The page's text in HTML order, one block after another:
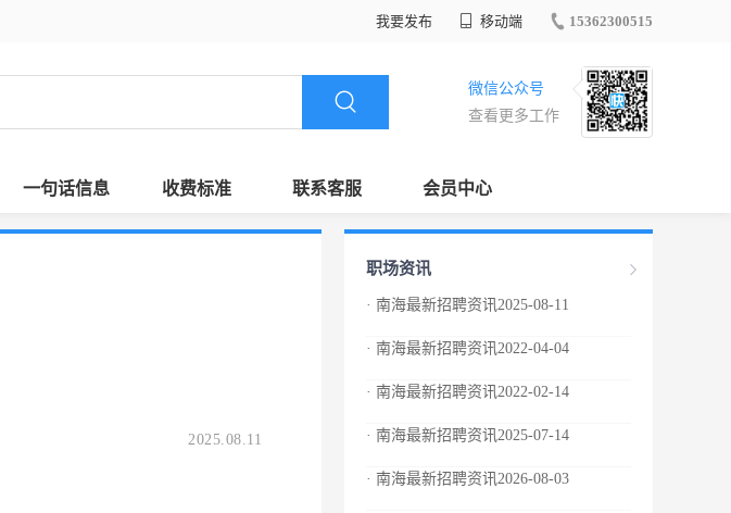
我要发布 移动端 15362300515
微信公众号
查看更多工作
一句话信息 收费标准 联系客服 会员中心
2025.08.11
职场资讯
· 南海最新招聘资讯2025-08-11
· 南海最新招聘资讯2022-04-04
· 南海最新招聘资讯2022-02-14
· 南海最新招聘资讯2025-07-14
· 南海最新招聘资讯2026-08-03